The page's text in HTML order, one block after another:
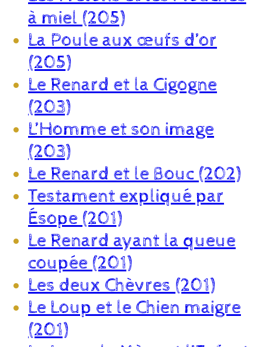
à miel (205)
La Poule aux œufs d’or
(205)
Le Renard et la Cigogne
(203)
L’Homme et son image
(203)
Le Renard et le Bouc (202)
Testament expliqué par
Ésope (201)
Le Renard ayant la queue
coupée (201)
Les deux Chèvres (201)
Le Loup et le Chien maigre
(201)